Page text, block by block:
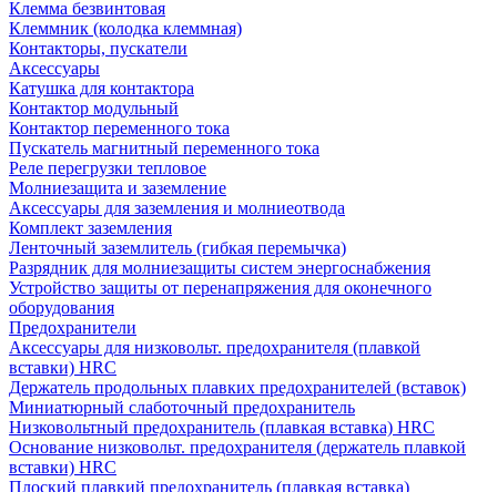
Клемма безвинтовая
Клеммник (колодка клеммная)
Контакторы, пускатели
Аксессуары
Катушка для контактора
Контактор модульный
Контактор переменного тока
Пускатель магнитный переменного тока
Реле перегрузки тепловое
Молниезащита и заземление
Аксессуары для заземления и молниеотвода
Комплект заземления
Ленточный заземлитель (гибкая перемычка)
Разрядник для молниезащиты систем энергоснабжения
Устройство защиты от перенапряжения для оконечного
оборудования
Предохранители
Аксессуары для низковольт. предохранителя (плавкой
вставки) HRC
Держатель продольных плавких предохранителей (вставок)
Миниатюрный слаботочный предохранитель
Низковольтный предохранитель (плавкая вставка) HRC
Основание низковольт. предохранителя (держатель плавкой
вставки) HRC
Плоский плавкий предохранитель (плавкая вставка)